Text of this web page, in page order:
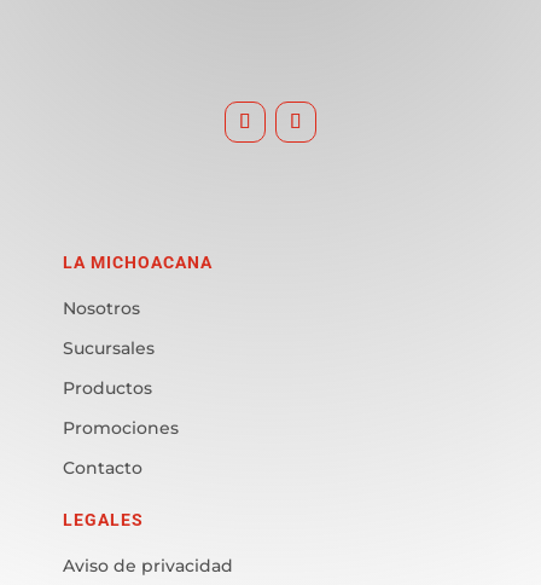
LA MICHOACANA
Nosotros
Sucursales
Productos
Promociones
Contacto
LEGALES
Aviso de privacidad